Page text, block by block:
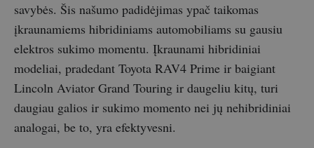
savybės. Šis našumo padidėjimas ypač taikomas
įkraunamiems hibridiniams automobiliams su gausiu
elektros sukimo momentu. Įkraunami hibridiniai
modeliai, pradedant Toyota RAV4 Prime ir baigiant
Lincoln Aviator Grand Touring ir daugeliu kitų, turi
daugiau galios ir sukimo momento nei jų nehibridiniai
analogai, be to, yra efektyvesni.